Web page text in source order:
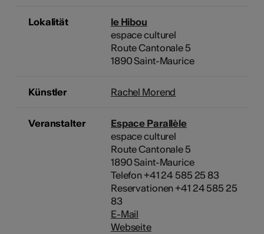
Lokalität
le Hibou
espace culturel
Route Cantonale 5
1890 Saint-Maurice
Künstler Rachel Morend
Veranstalter
Espace Parallèle
espace culturel
Route Cantonale 5
1890 Saint-Maurice
Telefon +41 24 585 25 83
Reservationen +41 24 585 25
83
E-Mail
Webseite